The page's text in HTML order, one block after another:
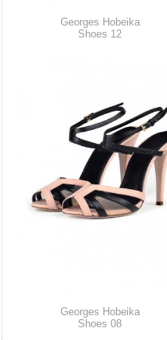
Georges Hobeika
Shoes 12
Georges Hobeika
Shoes 08